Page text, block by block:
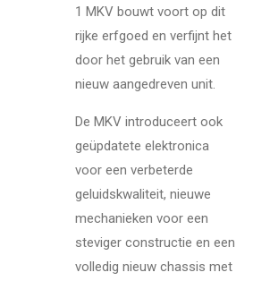
1 MKV bouwt voort op dit
rijke erfgoed en verfijnt het
door het gebruik van een
nieuw aangedreven unit.
De MKV introduceert ook
geüpdatete elektronica
voor een verbeterde
geluidskwaliteit, nieuwe
mechanieken voor een
steviger constructie en een
volledig nieuw chassis met